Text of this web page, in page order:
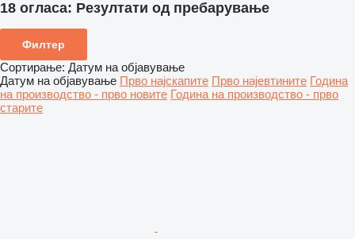
18 огласа: Резултати од пребарување
Филтер
Сортирање: Датум на објавување
Датум на објавување Прво најскапите Прво најевтините Година
на производство - прво новите Година на производство - прво
старите